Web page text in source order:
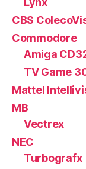
CBS
Commodore
Amiga
TV Game
Mattel
MB
Vectrex
NEC
Turbografx